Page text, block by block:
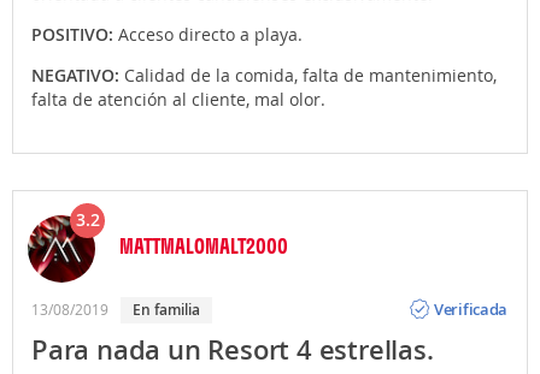
POSITIVO: Acceso directo a playa.
NEGATIVO: Calidad de la comida, falta de mantenimiento,
falta de atención al cliente, mal olor.
3.2
MATTMALOMALT2000
13/08/2019 en familia
Verificada
Para nada un Resort 4 estrellas.